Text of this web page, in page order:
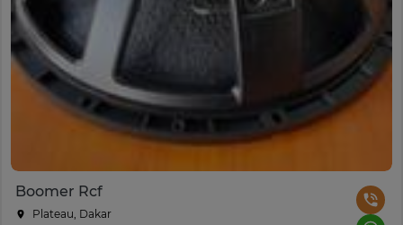
Boomer Rcf
Plateau, Dakar